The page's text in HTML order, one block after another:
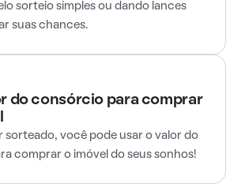
sorteio simples ou dando lances
suas chances.
do consórcio para comprar
sorteado, você pode usar o valor do
comprar o imóvel do seus sonhos!